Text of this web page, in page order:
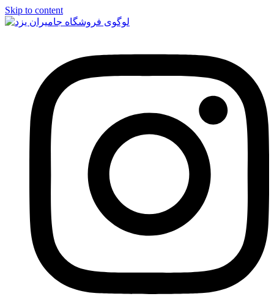
Skip to content